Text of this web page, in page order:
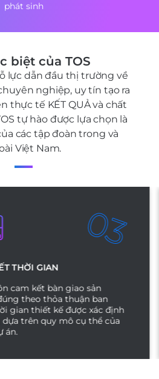
phát sinh
biệt của TOS
lực dẫn đầu thị trường về
nghiệp, uy tín tạo ra
thực tế KẾT QUẢ và chất
tự hào được lựa chọn là
các tập đoàn trong và
Việt Nam.
GIAN
03
kết bàn giao sản
thỏa thuận ban
thiết kế được xác định
quy mô cụ thể của